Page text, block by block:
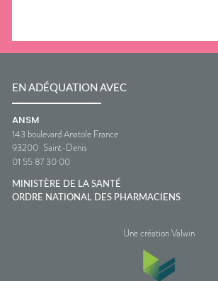
EN ADÉQUATION AVEC
ANSM
143 boulevard Anatole France
93200 Saint-Denis
01 55 87 30 00
MINISTÈRE DE LA SANTÉ
ORDRE NATIONAL DES PHARMACIENS
Une création Valwin